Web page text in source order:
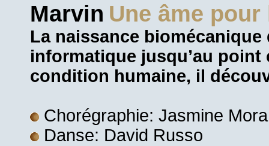
Marvin Une âme
La naissance
informatique jusqu’au
condition humaine, il
Chorégraphie: Jasmine
Danse: David Russo